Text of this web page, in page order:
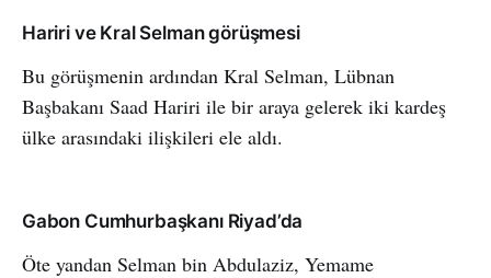
Hariri ve Kral Selman görüşmesi
Bu görüşmenin ardından Kral Selman, Lübnan
Başbakanı Saad Hariri ile bir araya gelerek iki kardeş
ülke arasındaki ilişkileri ele aldı.
Gabon Cumhurbaşkanı Riyad’da
Öte yandan Selman bin Abdulaziz, Yemame